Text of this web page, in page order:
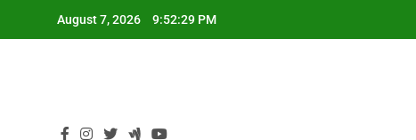
August 7, 2026 9:52:30 PM